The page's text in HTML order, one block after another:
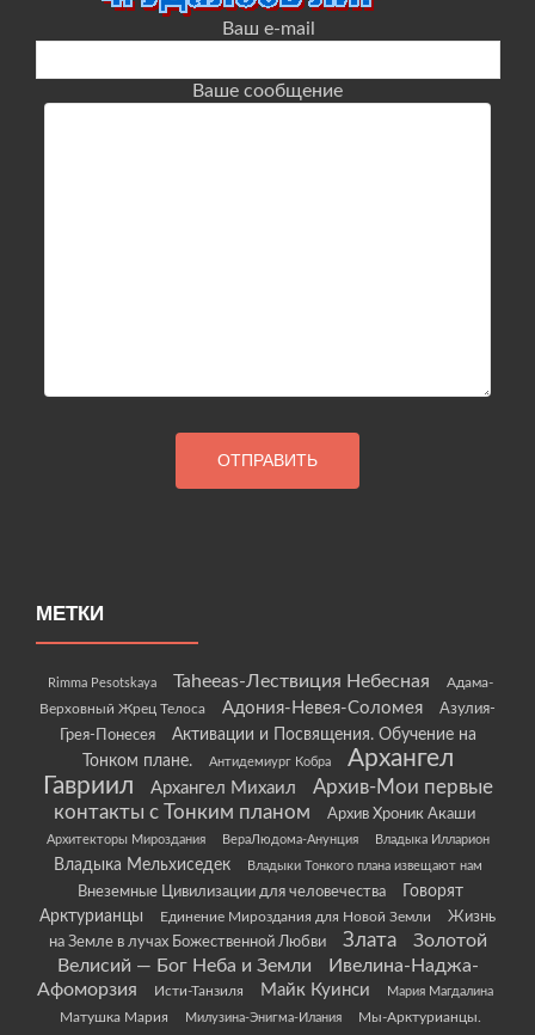
Ваш e-mail
Ваше сообщение
МЕТКИ
Rimma Pesotskaya Taheeas-Лествиция Небесная
Адама-
Верховный Жрец Телоса
Адония-Невея-Соломея
Азулия-
Грея-Понесея
Активации и Посвящения. Обучение на
Тонком плане.
Антидемиург Кобра
Архангел
Гавриил
Архангел Михаил
Архив-Мои первые
контакты с Тонким планом
Архив Хроник Акаши
Архитекторы Мироздания ВераЛюдома-Анунция Владыка Илларион
Владыка Мельхиседек Владыки Тонкого плана извещают нам
Внеземные Цивилизации для человечества
Говорят
Арктурианцы
Единение Мироздания для Новой Земли
Жизнь
на Земле в лучах Божественной Любви
Злата
Золотой
Велисий — Бог Неба и Земли
Ивелина-Наджа-
Афоморзия
Исти-Танзиля Майк Куинси Мария Магдалина
Матушка Мария Милузина-Энигма-Илания
Мы-Арктурианцы.